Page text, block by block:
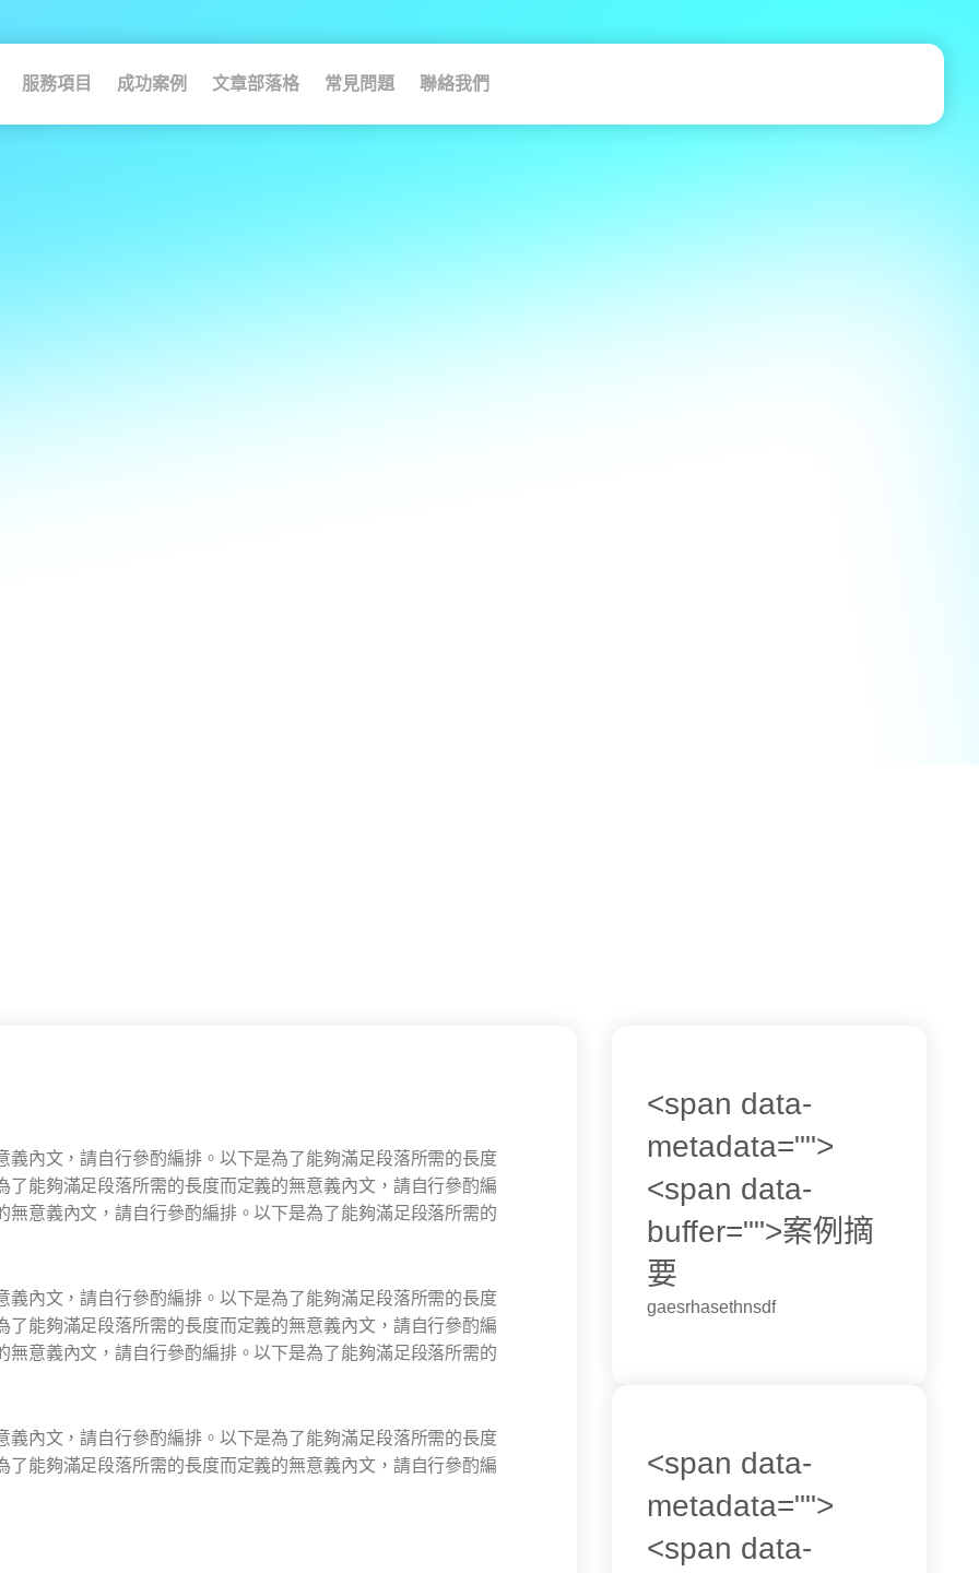
服務項目 成功案例 文章部落格 常見問題 聯絡我們
內文，請自行參酌編排。 以下是為了能夠滿足段落所需的長度
了能夠滿足段落所需的長度而定義的無意義內文，請自行參酌編
無意義內文，請自行參酌編排。以下是為了能夠滿足段落所需的
內文，請自行參酌編排。 以下是為了能夠滿足段落所需的長度
了能夠滿足段落所需的長度而定義的無意義內文，請自行參酌編
無意義內文，請自行參酌編排。以下是為了能夠滿足段落所需的
內文，請自行參酌編排。 以下是為了能夠滿足段落所需的長度
了能夠滿足段落所需的長度而定義的無意義內文，請自行參酌編
<span data-
metadata="">
<span data-
buffer="">案例摘
要
gaesrhasethnsdf
<span data-
metadata="">
<span data-